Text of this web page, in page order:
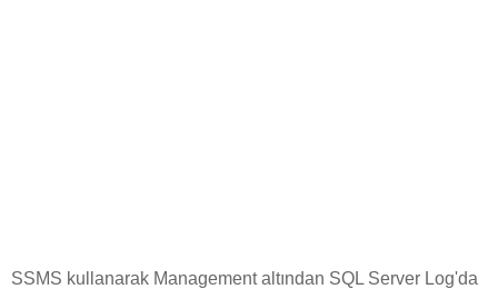
SSMS kullanarak Management altından SQL Server Log'da